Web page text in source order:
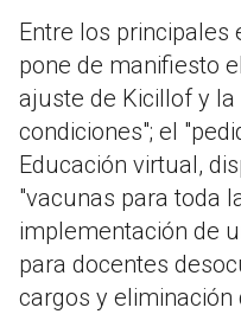
Entre los principales
pone de manifiesto
ajuste de Kicillof y
condiciones"; el
Educación virtual,
"vacunas para toda
implementación de
para docentes
cargos y eliminación